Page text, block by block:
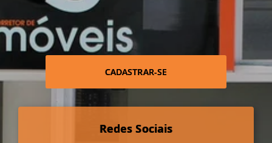
CADASTRAR-SE
Redes Sociais